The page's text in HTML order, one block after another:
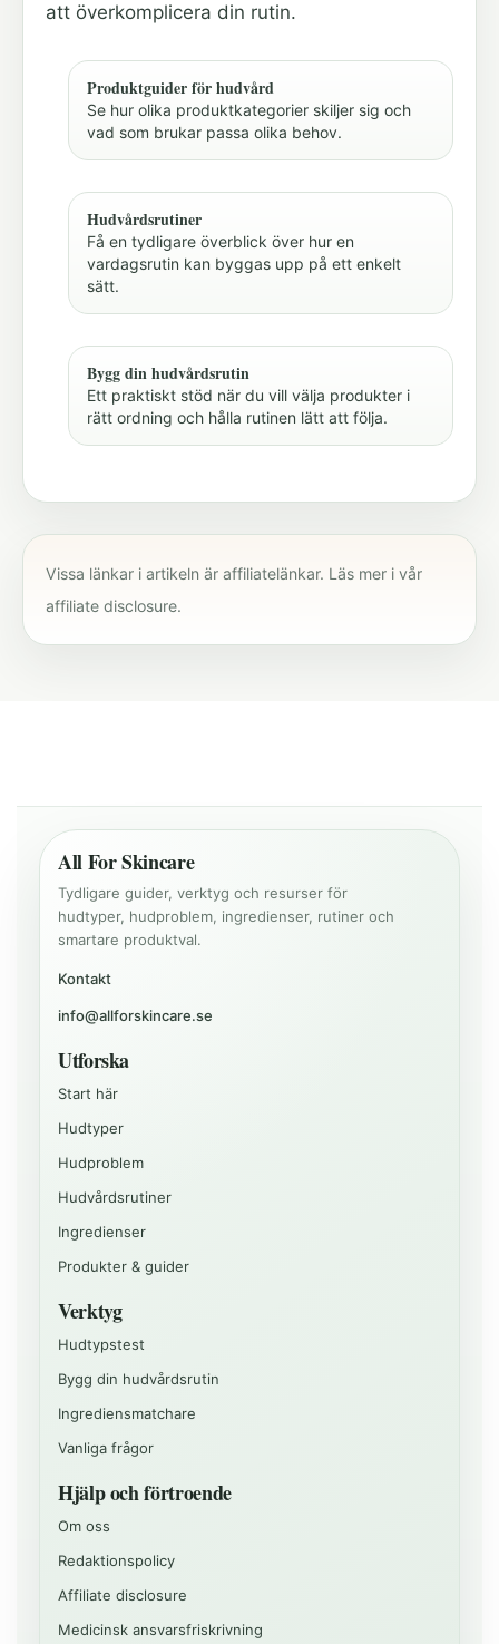
att överkomplicera din rutin.
Produktguider för hudvård
Se hur olika produktkategorier skiljer sig och
vad som brukar passa olika behov.
Hudvårdsrutiner
Få en tydligare överblick över hur en
vardagsrutin kan byggas upp på ett enkelt
sätt.
Bygg din hudvårdsrutin
Ett praktiskt stöd när du vill välja produkter i
rätt ordning och hålla rutinen lätt att följa.
Vissa länkar i artikeln är affiliatelänkar. Läs mer i vår
affiliate disclosure.
All For Skincare
Tydligare guider, verktyg och resurser för
hudtyper, hudproblem, ingredienser, rutiner och
smartare produktval.
Kontakt
info@allforskincare.se
Utforska
Start här
Hudtyper
Hudproblem
Hudvårdsrutiner
Ingredienser
Produkter & guider
Verktyg
Hudtypstest
Bygg din hudvårdsrutin
Ingrediensmatchare
Vanliga frågor
Hjälp och förtroende
Om oss
Redaktionspolicy
Affiliate disclosure
Medicinsk ansvarsfriskrivning